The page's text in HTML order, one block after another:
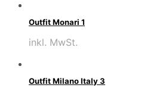
Outfit Monari 1
inkl. MwSt.
Outfit Milano Italy 3